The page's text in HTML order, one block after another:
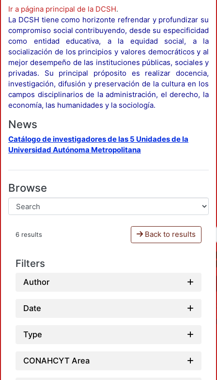
Ir a página principal de la DCSH.
La DCSH tiene como horizonte refrendar y profundizar su
compromiso social contribuyendo, desde su especificidad
como entidad educativa, a la equidad social, a la
socialización de los principios y valores democráticos y al
mejor desempeño de las instituciones públicas, sociales y
privadas. Su principal próposito es realizar docencia,
investigación, difusión y preservación de la cultura en los
campos disciplinarios de la administración, el derecho, la
economía, las humanidades y la sociología.
News
Catálogo de investigadores de las 5 Unidades de la
Universidad Autónoma Metropolitana
Browse
6 results Back to results
Filters
Author
Date
Type
CONAHCYT Area